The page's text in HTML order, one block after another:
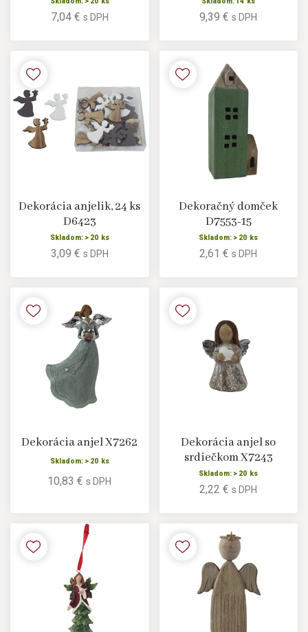
7,04 € s DPH 9,39 €s DPH
Dekorácia anjelik, 24 ks
D6423
Skladom: > 20 ks
3,09 € s DPH
Dekoračný domček
D7553-15
Skladom: > 20 ks
2,61 €s DPH
Dekorácia anjel X7262
Skladom: > 20 ks
10,83 €s DPH
Dekorácia anjel so
srdiečkom X7243
Skladom: > 20 ks
2,22 €s DPH